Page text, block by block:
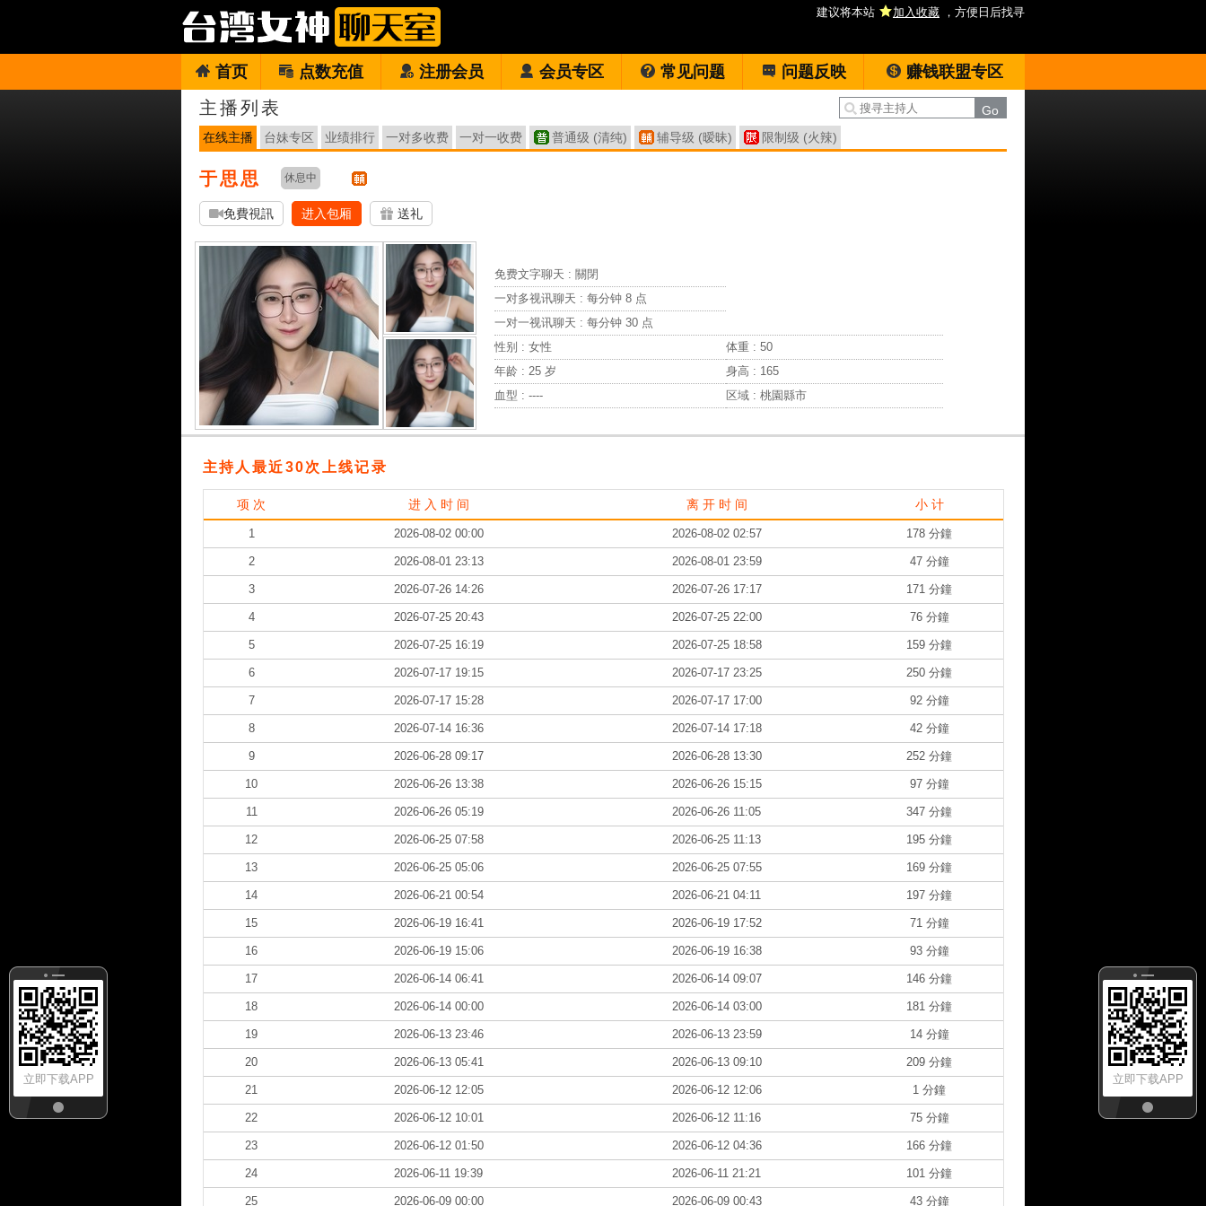
建议将本站 加入收藏 ，方便日后找寻
首页 点数充值 注册会员 会员专区 常见问题 问题反映 赚钱联盟专区
立即下载APP
立即下载APP
主播列表
在线主播 台妹专区 业绩排行 一对多收费 一对一收费 普通级 (清纯) 辅导级 (暧昧) 限制级 (火辣)
于思思 休息中
免費視訊 进入包厢 送礼
免费文字聊天 : 關閉
一对多视讯聊天 : 每分钟 8 点
一对一视讯聊天 : 每分钟 30 点
性别 : 女性
体重 : 50
年龄 : 25 岁
身高 : 165
血型 : ----
区域 : 桃園縣市
主持人最近30次上线记录
项 次 进 入 时 间 离 开 时 间 小 计
1 2026-08-02 00:00 2026-08-02 02:57 178 分鐘
2 2026-08-01 23:13 2026-08-01 23:59 47 分鐘
3 2026-07-26 14:26 2026-07-26 17:17 171 分鐘
4 2026-07-25 20:43 2026-07-25 22:00 76 分鐘
5 2026-07-25 16:19 2026-07-25 18:58 159 分鐘
6 2026-07-17 19:15 2026-07-17 23:25 250 分鐘
7 2026-07-17 15:28 2026-07-17 17:00 92 分鐘
8 2026-07-14 16:36 2026-07-14 17:18 42 分鐘
9 2026-06-28 09:17 2026-06-28 13:30 252 分鐘
10 2026-06-26 13:38 2026-06-26 15:15 97 分鐘
11 2026-06-26 05:19 2026-06-26 11:05 347 分鐘
12 2026-06-25 07:58 2026-06-25 11:13 195 分鐘
13 2026-06-25 05:06 2026-06-25 07:55 169 分鐘
14 2026-06-21 00:54 2026-06-21 04:11 197 分鐘
15 2026-06-19 16:41 2026-06-19 17:52 71 分鐘
16 2026-06-19 15:06 2026-06-19 16:38 93 分鐘
17 2026-06-14 06:41 2026-06-14 09:07 146 分鐘
18 2026-06-14 00:00 2026-06-14 03:00 181 分鐘
19 2026-06-13 23:46 2026-06-13 23:59 14 分鐘
20 2026-06-13 05:41 2026-06-13 09:10 209 分鐘
21 2026-06-12 12:05 2026-06-12 12:06 1 分鐘
22 2026-06-12 10:01 2026-06-12 11:16 75 分鐘
23 2026-06-12 01:50 2026-06-12 04:36 166 分鐘
24 2026-06-11 19:39 2026-06-11 21:21 101 分鐘
25 2026-06-09 00:00 2026-06-09 00:43 43 分鐘